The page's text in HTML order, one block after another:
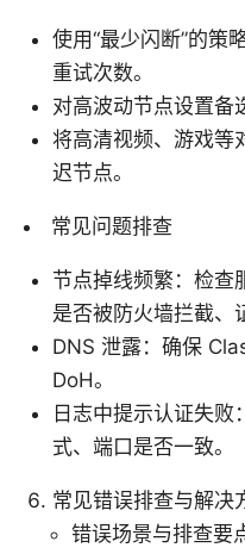
使用“最少闪断”的策
重试次数。
对高波动节点设置备
将高清视频、游戏等
迟节点。
常见问题排查
节点掉线频繁：检查
是否被防火墙拦截、
DNS 泄露：确保
DoH。
日志中提示认证失
式、端口是否一致。
常见错误排查与解决
错误场景与排查要